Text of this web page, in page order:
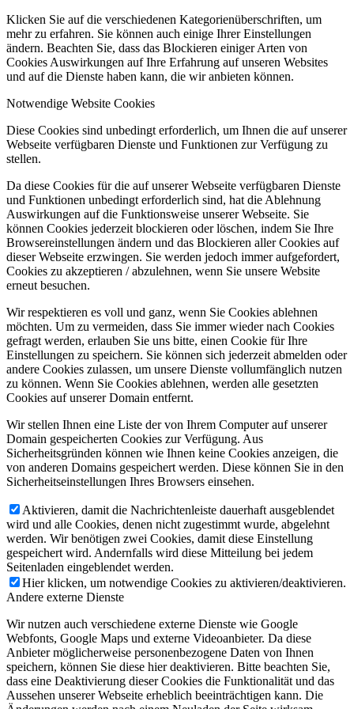
Klicken Sie auf die verschiedenen Kategorienüberschriften, um
mehr zu erfahren. Sie können auch einige Ihrer Einstellungen
ändern. Beachten Sie, dass das Blockieren einiger Arten von
Cookies Auswirkungen auf Ihre Erfahrung auf unseren Websites
und auf die Dienste haben kann, die wir anbieten können.
Notwendige Website Cookies
Diese Cookies sind unbedingt erforderlich, um Ihnen die auf unserer
Webseite verfügbaren Dienste und Funktionen zur Verfügung zu
stellen.
Da diese Cookies für die auf unserer Webseite verfügbaren Dienste
und Funktionen unbedingt erforderlich sind, hat die Ablehnung
Auswirkungen auf die Funktionsweise unserer Webseite. Sie
können Cookies jederzeit blockieren oder löschen, indem Sie Ihre
Browsereinstellungen ändern und das Blockieren aller Cookies auf
dieser Webseite erzwingen. Sie werden jedoch immer aufgefordert,
Cookies zu akzeptieren / abzulehnen, wenn Sie unsere Website
erneut besuchen.
Wir respektieren es voll und ganz, wenn Sie Cookies ablehnen
möchten. Um zu vermeiden, dass Sie immer wieder nach Cookies
gefragt werden, erlauben Sie uns bitte, einen Cookie für Ihre
Einstellungen zu speichern. Sie können sich jederzeit abmelden oder
andere Cookies zulassen, um unsere Dienste vollumfänglich nutzen
zu können. Wenn Sie Cookies ablehnen, werden alle gesetzten
Cookies auf unserer Domain entfernt.
Wir stellen Ihnen eine Liste der von Ihrem Computer auf unserer
Domain gespeicherten Cookies zur Verfügung. Aus
Sicherheitsgründen können wie Ihnen keine Cookies anzeigen, die
von anderen Domains gespeichert werden. Diese können Sie in den
Sicherheitseinstellungen Ihres Browsers einsehen.
Aktivieren, damit die Nachrichtenleiste dauerhaft ausgeblendet
wird und alle Cookies, denen nicht zugestimmt wurde, abgelehnt
werden. Wir benötigen zwei Cookies, damit diese Einstellung
gespeichert wird. Andernfalls wird diese Mitteilung bei jedem
Seitenladen eingeblendet werden.
Hier klicken, um notwendige Cookies zu aktivieren/deaktivieren.
Andere externe Dienste
Wir nutzen auch verschiedene externe Dienste wie Google
Webfonts, Google Maps und externe Videoanbieter. Da diese
Anbieter möglicherweise personenbezogene Daten von Ihnen
speichern, können Sie diese hier deaktivieren. Bitte beachten Sie,
dass eine Deaktivierung dieser Cookies die Funktionalität und das
Aussehen unserer Webseite erheblich beeinträchtigen kann. Die